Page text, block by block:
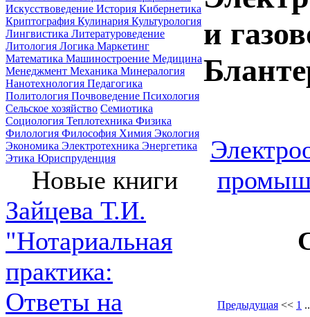
Искусствоведение История Кибернетика
Криптография Кулинария Культурология
Лингвистика Литературоведение
Литология Логика Маркетинг
Математика Машиностроение Медицина
Менеджмент Механика Минералогия
Нанотехнология Педагогика
Политология Почвоведение Психология
Сельское хозяйство Семиотика
Социология Теплотехника Физика
Филология Философия Химия Экология
Экономика Электротехника Энергетика
Этика Юриспруденция
Новые книги
Зайцева Т.И.
"Нотариальная
практика:
Ответы на
и
Предыдущая << 1